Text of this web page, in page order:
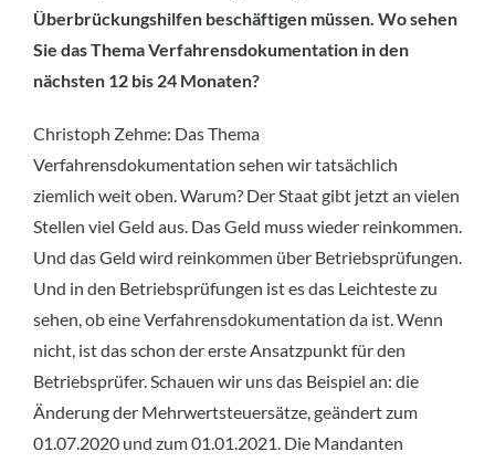
Überbrückungshilfen beschäftigen müssen. Wo sehen
Sie das Thema Verfahrensdokumentation in den
nächsten 12 bis 24 Monaten?
Christoph Zehme: Das Thema
Verfahrensdokumentation sehen wir tatsächlich
ziemlich weit oben. Warum? Der Staat gibt jetzt an vielen
Stellen viel Geld aus. Das Geld muss wieder reinkommen.
Und das Geld wird reinkommen über Betriebsprüfungen.
Und in den Betriebsprüfungen ist es das Leichteste zu
sehen, ob eine Verfahrensdokumentation da ist. Wenn
nicht, ist das schon der erste Ansatzpunkt für den
Betriebsprüfer. Schauen wir uns das Beispiel an: die
Änderung der Mehrwertsteuersätze, geändert zum
01.07.2020 und zum 01.01.2021. Die Mandanten